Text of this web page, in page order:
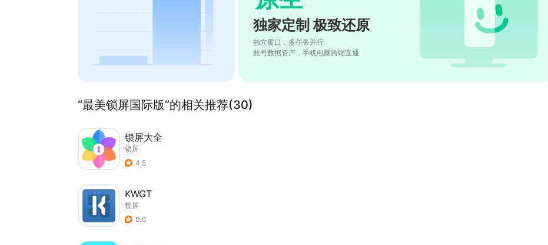
独家定制 极致还原
独立窗口，多任务并行
账号数据资产，手机电脑跨端互通
“最美锁屏国际版”的相关推荐(30)
锁屏大全
锁屏
4.5
KWGT
锁屏
0.0